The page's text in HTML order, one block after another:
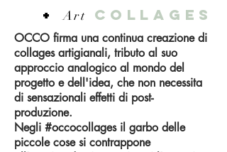
+Art COLLAGES
OCCO firma una continua creazione di
collages artigianali, tributo al suo
approccio analogico al mondo del
progetto e dell'idea, che non necessita
di sensazionali effetti di post-
produzione.
Negli #occocollages il garbo delle
piccole cose si contrappone